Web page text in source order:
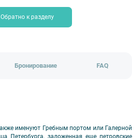
Обратно к разделу
Бронирование FAQ
именуют Гребным портом или Галерной